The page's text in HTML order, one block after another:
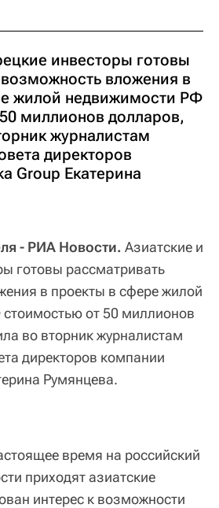
инвесторы готовы
вложения в
жилой недвижимости РФ
миллионов долларов,
журналистам
директоров
Group Екатерина
- РИА Новости. Азиатские и
готовы рассматривать
в проекты в сфере жилой
от 50 миллионов
во вторник журналистам
директоров компании
Румянцева.
время на российский
приходят азиатские
интерес к возможности